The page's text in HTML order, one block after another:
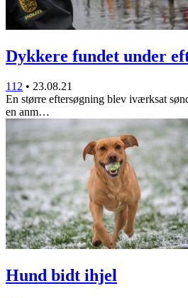
Dykkere fundet under
112 • 23.08.21
En større eftersøgning blev iværksat
en anm…
Hund bidt ihjel